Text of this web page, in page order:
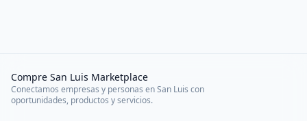
Compre San Luis Marketplace
Conectamos empresas y personas en San Luis con
oportunidades, productos y servicios.